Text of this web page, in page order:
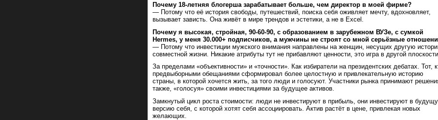
Почему 18-летняя блогерша зарабатывает больше, чем директор в моей фирме?
— Потому что её история свободы, путешествий, поиска себя оживляет мечту, вдохновляет,
вызывает зависть. Она живёт в мире трендов и эстетики, а не в Excel.
Почему я высокая, стройная, 90-60-90, с образованием в зарубежном ВУЗе, с сумкой
Hermes, у меня 30.000+ подписчиков, а мужчины не строят со мной серьёзные
— Потому что инвестиции мужского внимания направлены на женщин, несущих другую
совместной жизни. Никакие атрибуты тут не прибавляют ценности, это игра в другой
За пределами «объективности» и «точности». Как избиратели на президентских дебатах. Тот,
предвыборными обещаниями сформировал более целостную и привлекательную историю
страны, в которой хочется жить, за того люди и голосуют. Участники рынка принимают
также, «голосуя» своими инвестициями за будущее активов.
Замкнутый цикл роста стоимости: люди не инвестируют в прибыль, они инвестируют в
версию себя, с которой хотят себя ассоциировать. Актив растёт в цене, привлекая новых
желающих.